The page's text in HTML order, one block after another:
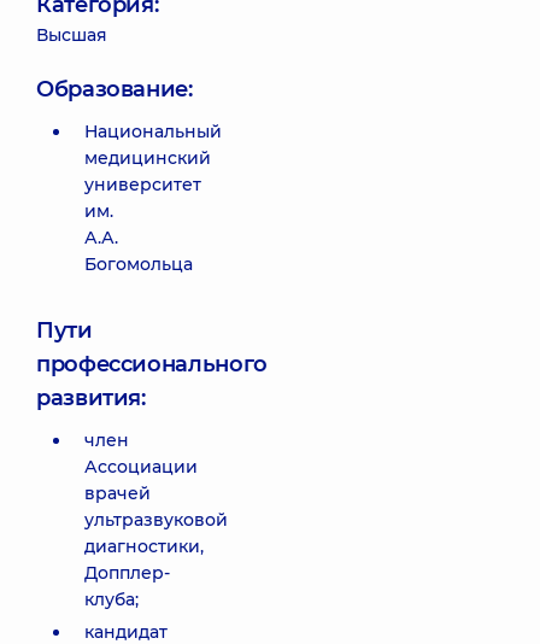
Высшая
Образование:
Национальный
медицинский
университет
им.
А.А.
Богомольца
Пути
профессионального
развития:
член
Ассоциации
врачей
ультразвуковой
диагностики,
Допплер-
клуба;
кандидат